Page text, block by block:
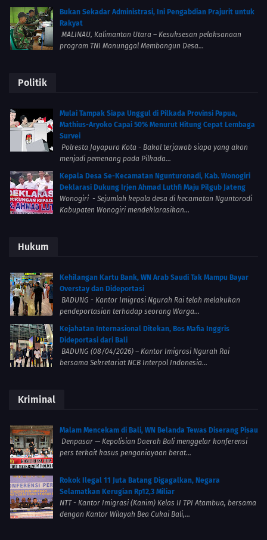
Bukan Sekadar Administrasi, Ini Pengabdian Prajurit untuk
Rakyat
MALINAU, Kalimantan Utara – Kesuksesan pelaksanaan
program TNI Manunggal Membangun Desa...
Politik
Mulai Tampak Siapa Unggul di Pilkada Provinsi Papua,
Mathius-Aryoko Capai 50% Menurut Hitung Cepat Lembaga
Survei
Polresta Jayapura Kota - Bakal terjawab siapa yang akan
menjadi pemenang pada Pilkada...
Kepala Desa Se-Kecamatan Ngunturonadi, Kab. Wonogiri
Deklarasi Dukung Irjen Ahmad Luthfi Maju Pilgub Jateng
Wonogiri - Sejumlah kepala desa di kecamatan Nguntorodi
Kabupaten Wonogiri mendeklarasikan...
Hukum
Kehilangan Kartu Bank, WN Arab Saudi Tak Mampu Bayar
Overstay dan Dideportasi
BADUNG - Kantor Imigrasi Ngurah Rai telah melakukan
pendeportasian terhadap seorang Warga...
Kejahatan Internasional Ditekan, Bos Mafia Inggris
Dideportasi dari Bali
BADUNG (08/04/2026) – Kantor Imigrasi Ngurah Rai
bersama Sekretariat NCB Interpol Indonesia...
Kriminal
Malam Mencekam di Bali, WN Belanda Tewas Diserang Pisau
Denpasar — Kepolisian Daerah Bali menggelar konferensi
pers terkait kasus penganiayaan berat...
Rokok Ilegal 11 Juta Batang Digagalkan, Negara
Selamatkan Kerugian Rp12,3 Miliar
NTT - Kantor Imigrasi (Kanim) Kelas II TPI Atambua, bersama
dengan Kantor Wilayah Bea Cukai Bali,...